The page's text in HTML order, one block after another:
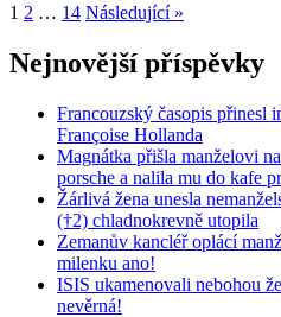
1 2 … 14 Následující »
Nejnovější příspěvky
Francouzský časopis přinesl
Françoise Hollanda
Magnátka přišla manželovi
porsche a nalila mu do kafe
Žárlivá žena unesla
(†2) chladnokrevně utopila
Zemanův kancléř oplácí
milenku ano!
ISIS ukamenovali nebohou
nevěrná!